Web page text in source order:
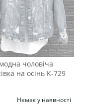
чоловіча
на осінь К-729
Немає у наявності